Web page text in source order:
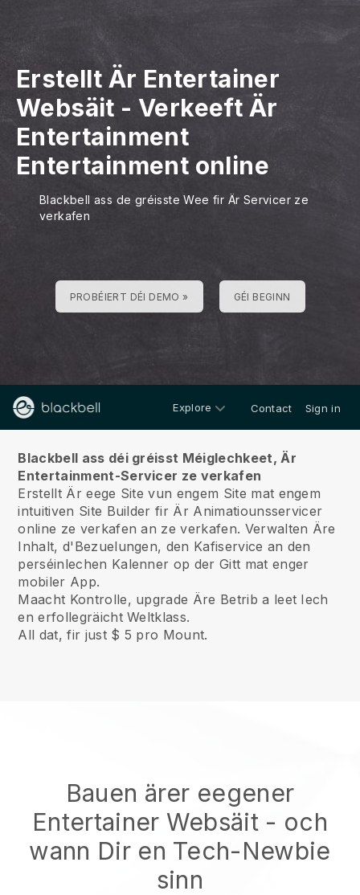
Erstellt Är Entertainer
Websäit -Verkeeft Är
Entertainment
Entertainment online
Blackbell ass de gréisste Wee fir Är Servicer ze
verkafen
PROBÉIERT DÉI DEMO » GÉI BEGINN
Explore Contact Sign in
Blackbell ass déi gréisst Méiglechkeet, Är
Entertainment-Servicer ze verkafen
Erstellt Är eege Site vun engem Site mat engem
intuitiven Site Builder fir Är Animatiounsservicer
online ze verkafen an ze verkafen. Verwalten Äre
Inhalt, d'Bezuelungen, den Kafiservice an den
perséinlechen Kalenner op der Gitt mat enger
mobiler App.
Maacht Kontrolle, upgrade Äre Betrib a leet Iech
en erfollegräicht Weltklass.
All dat, fir just $ 5 pro Mount.
Bauen ärer eegener
Entertainer Websäit - och
wann Dir en Tech-Newbie
sinn